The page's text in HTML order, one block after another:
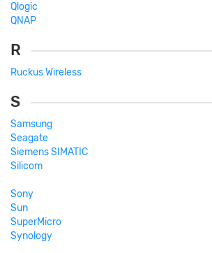
Qlogic
QNAP
R
Ruckus Wireless
S
Samsung
Seagate
Siemens SIMATIC
Silicom
Sony
Sun
SuperMicro
Synology